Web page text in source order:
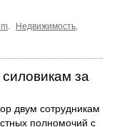
. Недвижимость,
за
двум сотрудникам
полномочий с